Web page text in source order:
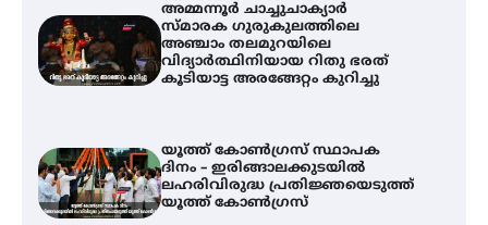
അമ്മന്നൂർ ചാച്ചുചാക്യാർ
സ്മാരക ഗുരുകുലത്തിലെ
അഞ്ചാം തലമുറയിലെ
വിദ്യാർത്ഥിനിയായ റിതു ഭരത്
കൂടിയാട്ട അരങ്ങേറ്റം കുറിച്ചു
യൂത്ത് കോൺഗ്രസ്‌ സ്ഥാപക
ദിനം – ഇരിങ്ങാലക്കുടയിൽ
ലഹരിവിരുദ്ധ പ്രതിജ്ഞയെടുത്ത്
യൂത്ത് കോൺഗ്രസ്